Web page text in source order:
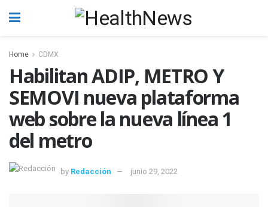
Home CDMX
Habilitan ADIP, METRO Y
SEMOVI nueva plataforma
web sobre la nueva línea 1
del metro
by Redacción junio 29, 2022